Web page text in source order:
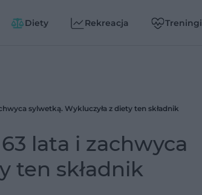
Diety Rekreacja Treningi
sylwetką. Wykluczyła z diety ten składnik
lata i zachwyca
ten składnik